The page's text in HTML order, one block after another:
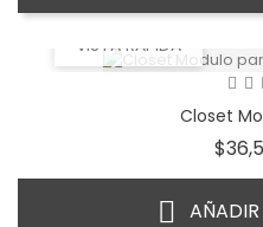
VISTA RÁPIDA
Closet